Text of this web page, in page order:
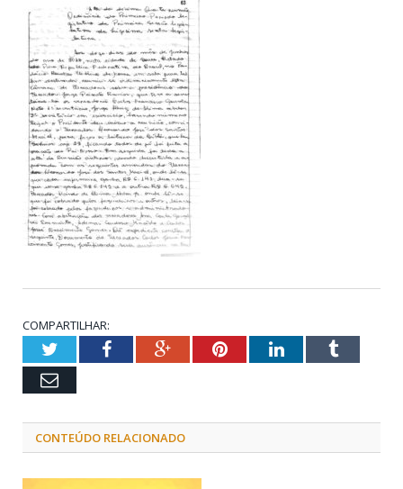
COMPARTILHAR:
TwitterFacebookGoogle+PinterestLinkedInTumblr
Email
CONTEÚDO RELACIONADO